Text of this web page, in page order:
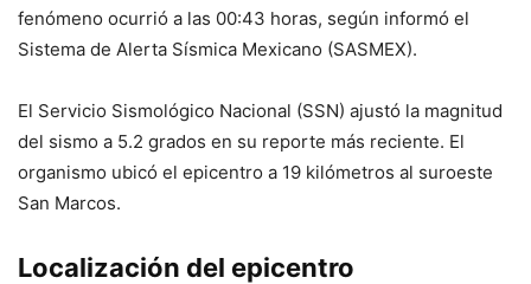
fenómeno ocurrió a las 00:43 horas, según informó el
Sistema de Alerta Sísmica Mexicano (SASMEX).
El Servicio Sismológico Nacional (SSN) ajustó la magnitud
del sismo a 5.2 grados en su reporte más reciente. El
organismo ubicó el epicentro a 19 kilómetros al suroeste
San Marcos.
Localización del epicentro